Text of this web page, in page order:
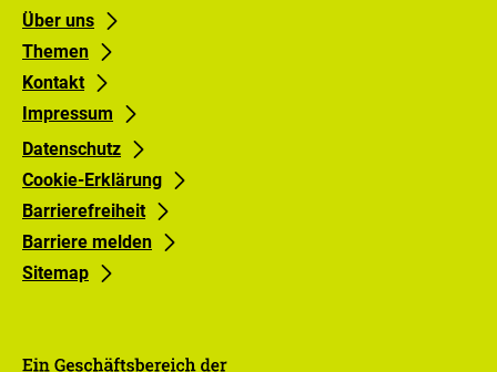
Footer
links
Gruppe
0
Über uns
Themen
Kontakt
Impressum
Footer
links
Gruppe
1
Datenschutz
Cookie-Erklärung
Barrierefreiheit
Barriere melden
Sitemap